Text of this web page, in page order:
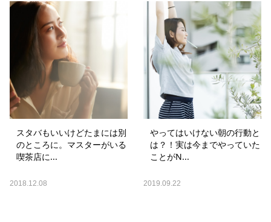
スタバもいいけどたまには別
のところに。マスターがいる
喫茶店に...
2018.12.08
やってはいけない朝の行動と
は？！実は今までやっていた
ことがN...
2019.09.22